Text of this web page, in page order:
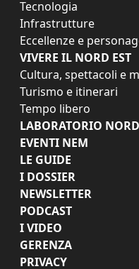
Tecnologia
Infrastrutture
Eccellenze e
VIVERE IL NORD EST
Cultura, spettacoli e
Turismo e itinerari
Tempo libero
LABORATORIO
EVENTI NEM
LE GUIDE
I DOSSIER
NEWSLETTER
PODCAST
I VIDEO
GERENZA
PRIVACY